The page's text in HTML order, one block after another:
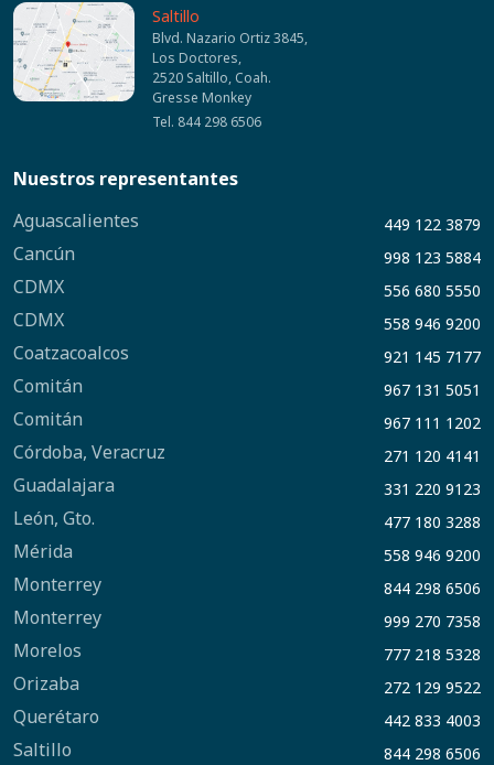
Saltillo
Blvd. Nazario Ortiz 3845,
Los Doctores,
2520 Saltillo, Coah.
Gresse Monkey
Tel. 844 298 6506
Nuestros representantes
Aguascalientes
449 122 3879
Cancún 998 123 5884
CDMX 556 680 5550
CDMX 558 946 9200
Coatzacoalcos 921 145 7177
Comitán 967 131 5051
Comitán 967 111 1202
Córdoba, Veracruz 271 120 4141
Guadalajara 331 220 9123
León, Gto. 477 180 3288
Mérida 558 946 9200
Monterrey 844 298 6506
Monterrey 999 270 7358
Morelos 777 218 5328
Orizaba 272 129 9522
Querétaro 442 833 4003
Saltillo 844 298 6506